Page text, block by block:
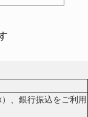
、銀行振込をご利用